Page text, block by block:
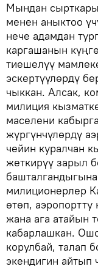
Мындан
менен аныктоо
нече адамдан
каргашанын
тиешелүү
эскертүүлөрдү
чыккан. Алсак,
милиция
маселени
жүргүнчүлөрдү
чейин куралчан
жеткирүү зарыл
милиционерлер
өтөп, аэропортту
жана ага атайын
кабарлашкан.
корулбай, талап
экендигин айтып